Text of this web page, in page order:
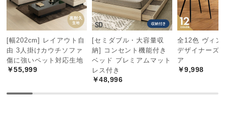
て
搬
入
経
路
[幅202cm] レイアウト自
由 3人掛けカウチソファ
傷に強いペット対応生地
￥55,999
[セミダブル・大容量収
納] コンセント機能付き
ベッド プレミアムマット
レス付き
￥48,996
全12色 ヴィン
デザイナーズ
ア
￥9,998